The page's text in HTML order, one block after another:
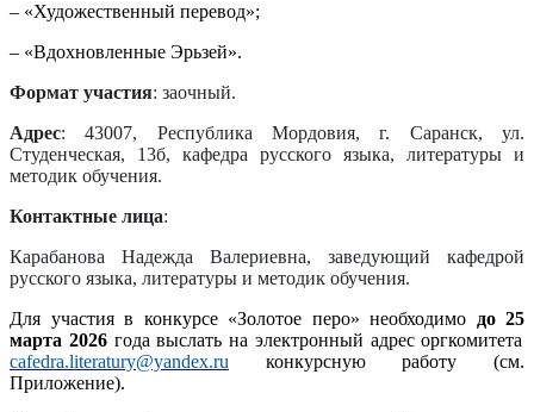
– «Художественный перевод»;
– «Вдохновленные Эрьзей».
Формат участия: заочный.
Адрес: 43007, Республика Мордовия, г. Саранск, ул.
Студенческая, 13б, кафедра русского языка, литературы и
методик обучения.
Контактные лица:
Карабанова Надежда Валериевна, заведующий кафедрой
русского языка, литературы и методик обучения.
Для участия в конкурсе «Золотое перо» необходимо до 25
марта 2026года выслать на электронный адрес оргкомитета
cafedra.literatury@yandex.ru конкурсную работу (см.
Приложение).